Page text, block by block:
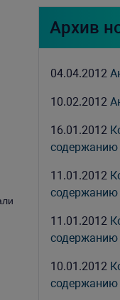
Архив
04.04.2012
10.02.2012
16.01.2012
содержанию
11.01.2012
содержанию
11.01.2012
содержанию
10.01.2012
содержанию